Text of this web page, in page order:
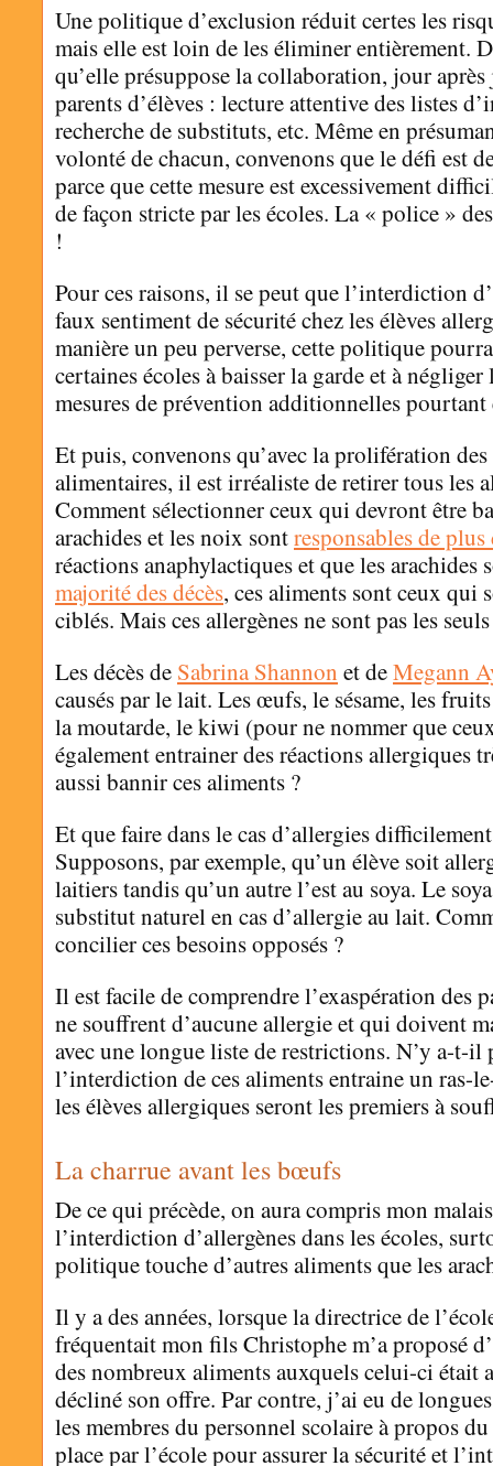
Une politique d’exclusion réduit certes les
mais elle est loin de les éliminer entièrement.
qu’elle présuppose la collaboration, jour
parents d’élèves : lecture attentive des listes
recherche de substituts, etc. Même en
volonté de chacun, convenons que le défi est
parce que cette mesure est excessivement
de façon stricte par les écoles. La « police »
!
Pour ces raisons, il se peut que l’interdiction
faux sentiment de sécurité chez les élèves
manière un peu perverse, cette politique
certaines écoles à baisser la garde et à négliger
mesures de prévention additionnelles pourtant
Et puis, convenons qu’avec la prolifération
alimentaires, il est irréaliste de retirer tous les
Comment sélectionner ceux qui devront être
arachides et les noix sontresponsables de
réactions anaphylactiques et que les arachides
majorité des décès, ces aliments sont ceux qui
ciblés. Mais ces allergènes ne sont pas les
Les décès de Sabrina Shannon et deMegann
causés par le lait. Les œufs, le sésame, les
la moutarde, le kiwi (pour ne nommer que
également entrainer des réactions allergiques
aussi bannir ces aliments ?
Et que faire dans le cas d’allergies
Supposons, par exemple, qu’un élève soit
laitiers tandis qu’un autre l’est au soya. Le
substitut naturel en cas d’allergie au lait.
concilier ces besoins opposés ?
Il est facile de comprendre l’exaspération des
ne souffrent d’aucune allergie et qui doivent
avec une longue liste de restrictions. N’y a-t-il
l’interdiction de ces aliments entraine un ras-
les élèves allergiques seront les premiers à
La charrue avant les bœufs
De ce qui précède, on aura compris mon
l’interdiction d’allergènes dans les écoles,
politique touche d’autres aliments que les
Il y a des années, lorsque la directrice de
fréquentait mon fils Christophe m’a proposé
des nombreux aliments auxquels celui-ci était
décliné son offre. Par contre, j’ai eu de
les membres du personnel scolaire à propos
place par l’école pour assurer la sécurité et